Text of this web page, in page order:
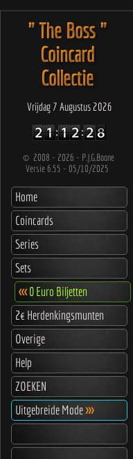
" The Boss "
Coincard
Collectie
Vrijdag 7 Augustus 2026
© 2008 - 2026 - P.J.G.Boone
Versie 6.55 - 05/10/2025
Home
Coincards
Series
Sets
<<<0 Euro Biljetten
2€ Herdenkingsmunten
Overige
Help
ZOEKEN
Uitgebreide Mode>>>